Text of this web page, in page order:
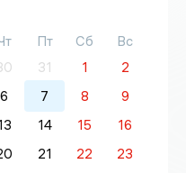
Пт Сб
Вс
31 1
2
6 7 8
9
14 15
16
21 22
23